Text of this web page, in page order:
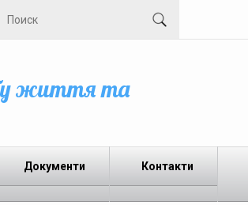
життя та
Документи Контакти